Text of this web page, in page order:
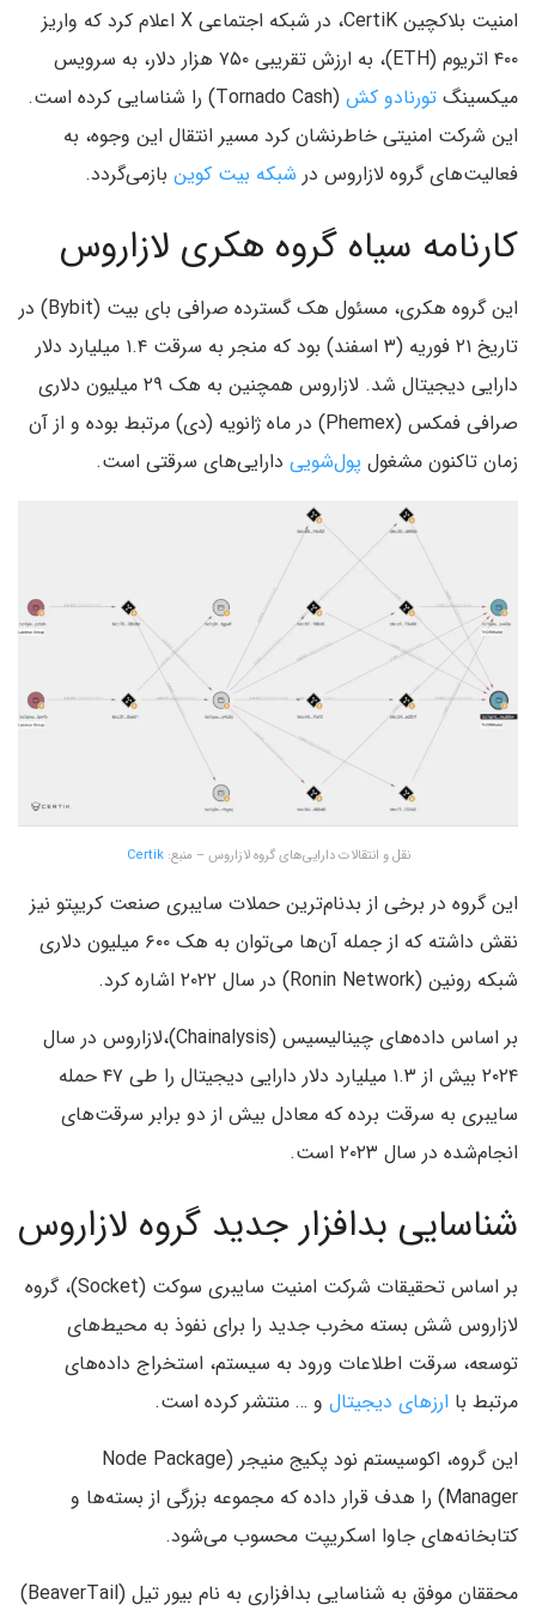
امنیت بلاکچین CertiK، در شبکه اجتماعی X اعلام کرد که واریز
۴۰۰ اتریوم (ETH)، به ارزش تقریبی ۷۵۰ هزار دلار، به سرویس
میکسینگ تورنادو کش
(Tornado Cash) را شناسایی کرده است.
این شرکت امنیتی خاطرنشان کرد مسیر انتقال این وجوه، به
فعالیت‌های گروه لازاروس در شبکه بیت کوین بازمی‌گردد.
کارنامه سیاه گروه هکری لازاروس
این گروه هکری، مسئول هک گسترده صرافی بای‌ بیت (Bybit) در
تاریخ ۲۱ فوریه (۳ اسفند) بود که منجر به سرقت ۱.۴ میلیارد دلار
دارایی دیجیتال شد. لازاروس همچنین به هک ۲۹ میلیون دلاری
صرافی فمکس (Phemex) در ماه ژانویه (دی) مرتبط بوده و از آن
زمان تاکنون مشغول پول‌شویی دارایی‌های سرقتی است.
نقل و انتقالات دارایی‌های گروه لازاروس – منبع:Certik
این گروه در برخی از بدنام‌ترین حملات سایبری صنعت کریپتو نیز
نقش داشته که از جمله آن‌ها می‌توان به هک ۶۰۰ میلیون دلاری
شبکه رونین (Ronin Network) در سال ۲۰۲۲ اشاره کرد.
بر اساس داده‌های چینالیسیس (Chainalysis)،لازاروس در سال
۲۰۲۴ بیش از ۱.۳ میلیارد دلار دارایی دیجیتال را طی ۴۷ حمله
سایبری به سرقت برده‌ که معادل بیش از دو برابر سرقت‌های
انجام‌شده در سال ۲۰۲۳ است.
شناسایی بدافزار جدید گروه لازاروس
بر اساس تحقیقات شرکت امنیت سایبری سوکت (Socket)، گروه
لازاروس شش بسته مخرب جدید را برای نفوذ به محیط‌های
توسعه، سرقت اطلاعات ورود به سیستم، استخراج داده‌های
مرتبط با ارزهای دیجیتال و … منتشر کرده است.
این گروه، اکوسیستم نود پکیج منیجر (Node Package
Manager) را هدف قرار داده که مجموعه بزرگی از بسته‌ها و
کتابخانه‌های جاوا اسکریپت محسوب می‌شود.
محققان موفق به شناسایی بدافزاری به نام بیور تیل (BeaverTail)